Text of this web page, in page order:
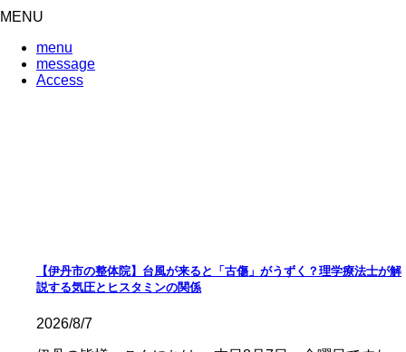
MENU
menu
message
Access
【伊丹市の整体院】台風が来ると「古傷」がうずく？理学療法士が解
説する気圧とヒスタミンの関係
2026/8/7